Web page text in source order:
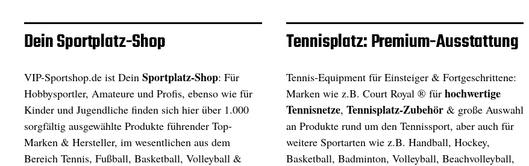
Dein Sportplatz-Shop
VIP-Sportshop.de ist Dein Sportplatz-Shop: Für
Hobbysportler, Amateure und Profis, ebenso wie für
Kinder und Jugendliche finden sich hier über 1.000
sorgfältig ausgewählte Produkte führender Top-
Marken & Hersteller, im wesentlichen aus dem
Bereich Tennis, Fußball, Basketball, Volleyball &
Tennisplatz: Premium-Ausstattung
Tennis-Equipment für Einsteiger & Fortgeschrittene:
Marken wie z.B. Court Royal ® für hochwertige
Tennisnetze, Tennisplatz-Zubehör& große Auswahl
an Produkte rund um den Tennissport, aber auch für
weitere Sportarten wie z.B. Handball, Hockey,
Basketball, Badminton, Volleyball, Beachvolleyball,